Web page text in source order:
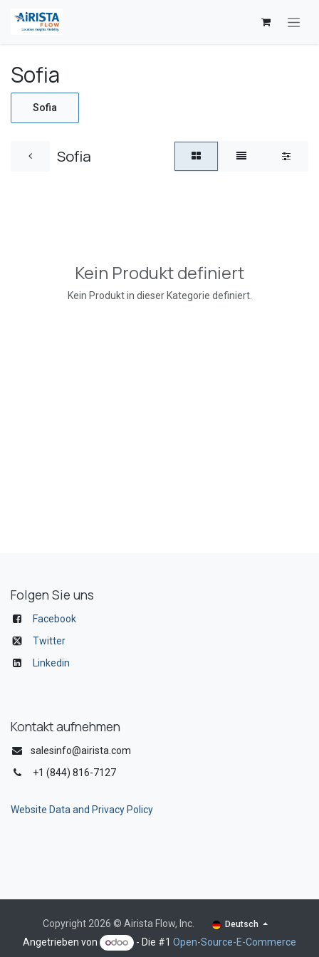
Sofia
Sofia
Sofia
Kein Produkt definiert
Kein Produkt in dieser Kategorie definiert.
Folgen Sie uns
Facebook
Twitter
Linkedin
Kontakt aufnehmen
salesinfo@airista.com
+1 (844) 816-7127
Website Data and Privacy Policy
Copyright 2026 © Airista Flow, Inc. Deutsch
Angetrieben von - Die #1Open-Source-E-Commerce